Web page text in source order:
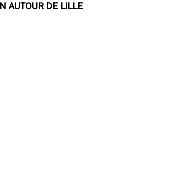
AUTOUR DE LILLE